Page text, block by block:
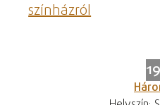
színházról